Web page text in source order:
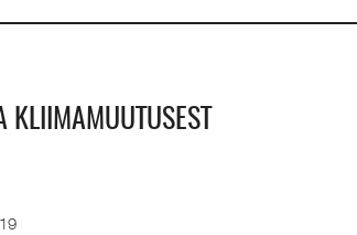
KLIIMAMUUTUSEST